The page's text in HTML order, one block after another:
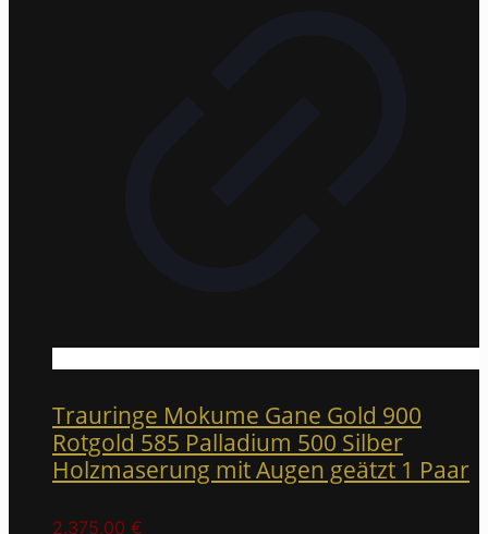
Trauringe Mokume Gane Gold 900
Rotgold 585 Palladium 500 Silber
Holzmaserung mit Augen geätzt 1 Paar
2.375,00 €